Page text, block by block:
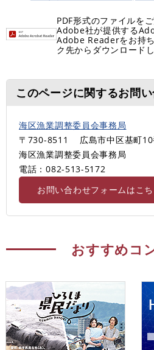
PDF形式のファイルを
Adobe社が提供する
Adobe Readerをお持
ク先からダウンロード
このページに関するお問
海区漁業調整委員会事務局
〒730-8511
広島市中区基町
海区漁業調整委員会事務局
電話：082-513-5172
お問い合わせフォームはこ
おすすめコ